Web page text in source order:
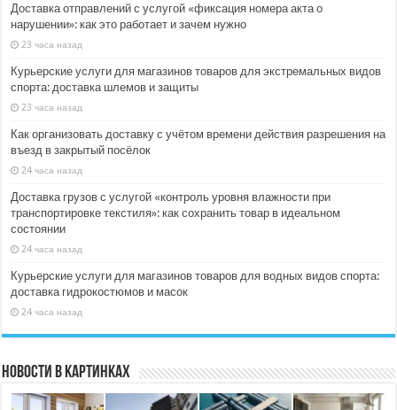
Доставка отправлений с услугой «фиксация номера акта о
нарушении»: как это работает и зачем нужно
23 часа назад
Курьерские услуги для магазинов товаров для экстремальных видов
спорта: доставка шлемов и защиты
23 часа назад
Как организовать доставку с учётом времени действия разрешения на
въезд в закрытый посёлок
24 часа назад
Доставка грузов с услугой «контроль уровня влажности при
транспортировке текстиля»: как сохранить товар в идеальном
состоянии
24 часа назад
Курьерские услуги для магазинов товаров для водных видов спорта:
доставка гидрокостюмов и масок
24 часа назад
Новости в картинках